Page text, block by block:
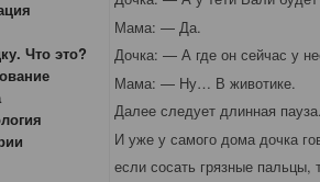
Мама: — Да.
Дочка: — А где он сейчас у
Мама: — Ну… В животике.
Далее следует длинная
И уже у самого дома дочка
если сосать грязные
Что это?